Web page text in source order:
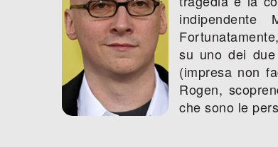
su uno dei
(impresa non
Rogen,
che sono le